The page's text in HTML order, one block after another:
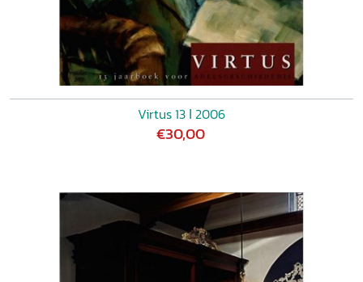
Virtus 13 ǀ 2006
€30,00